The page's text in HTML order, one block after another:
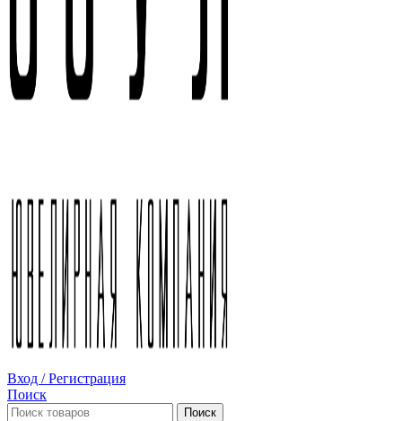
Вход / Регистрация
Поиск
Поиск